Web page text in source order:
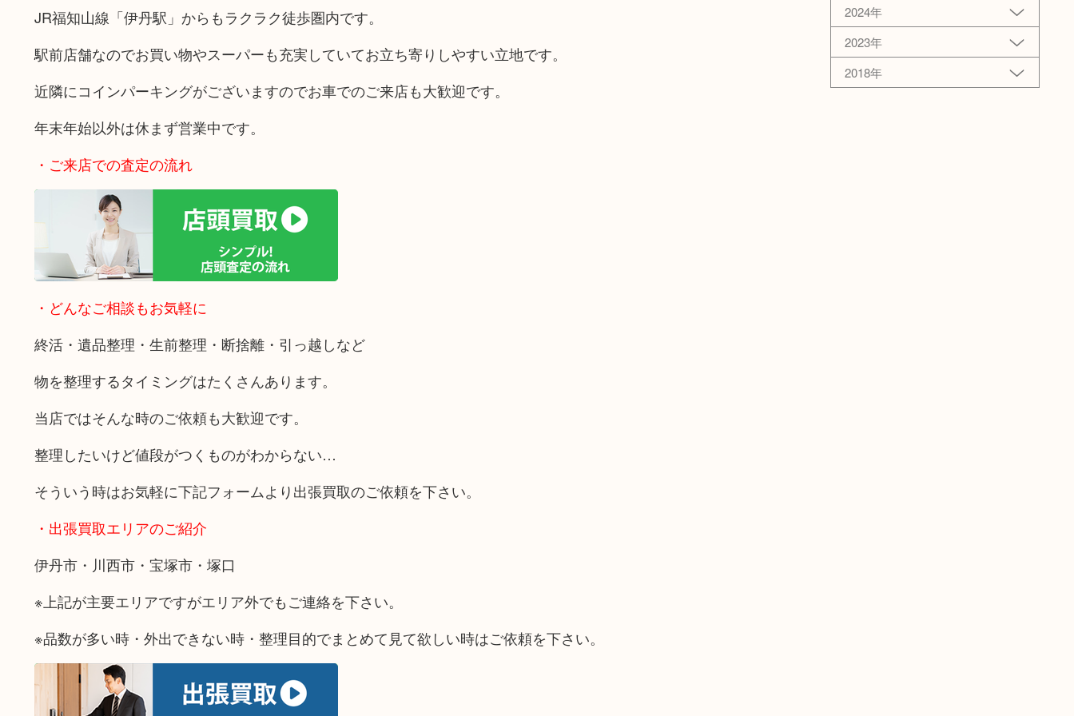
JR福知山線「伊丹駅」からもラクラク徒歩圏内です。
駅前店舗なのでお買い物やスーパーも充実していてお立ち寄りしやすい立地です。
近隣にコインパーキングがございますのでお車でのご来店も大歓迎です。
年末年始以外は休まず営業中です。
・ご来店での査定の流れ
・どんなご相談もお気軽に
終活・遺品整理・生前整理・断捨離・引っ越しなど
物を整理するタイミングはたくさんあります。
当店ではそんな時のご依頼も大歓迎です。
整理したいけど値段がつくものがわからない…
そういう時はお気軽に下記フォームより出張買取のご依頼を下さい。
・出張買取エリアのご紹介
伊丹市・川西市・宝塚市・塚口
※上記が主要エリアですがエリア外でもご連絡を下さい。
※品数が多い時・外出できない時・整理目的でまとめて見て欲しい時はご依頼を下さい。
2024年
2023年
2018年